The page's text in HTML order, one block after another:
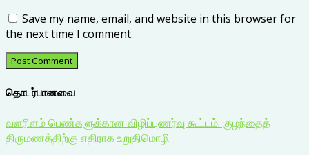
Save my name, email, and website in this browser for
the next time I comment.
தொடர்பானவை
வளரிளம் பெண்களுக்கான விழிப்புணர்வு கூட்டம்: குழந்தைத்
திருமணத்திற்கு எதிராக உறுதிமொழி